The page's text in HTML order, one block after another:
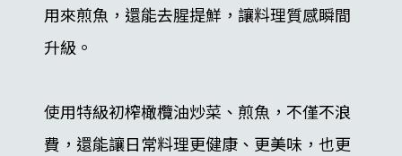
用來煎魚，還能去腥提鮮，讓料理質感瞬間
升級。
使用特級初榨橄欖油炒菜、煎魚，不僅不浪
費，還能讓日常料理更健康、更美味，也更